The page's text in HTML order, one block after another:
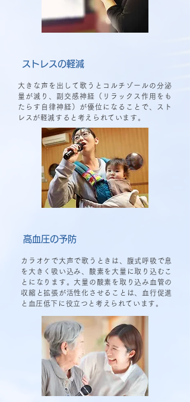
ストレスの軽減
大きな声を出して歌うとコルチゾールの分泌
量が減り、副交感神経（リラックス作用をも
たらす自律神経）が優位になることで、スト
レスが軽減すると考えられています。
高血圧の予防
カラオケで大声で歌うときは、腹式呼吸で息
を大きく吸い込み、酸素を大量に取り込むこ
とになります。大量の酸素を取り込み血管の
収縮と拡張が活性化させることは、血行促進
と血圧低下に役立つと考えられています。